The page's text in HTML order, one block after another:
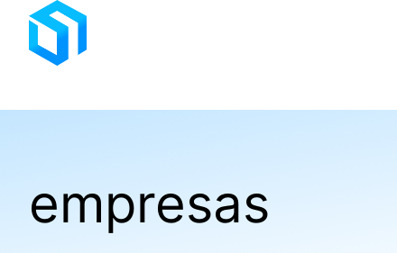
Saltar
contenido
empresas